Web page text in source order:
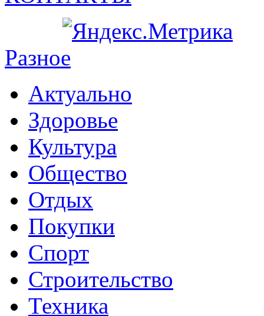
Разное
Актуально
Здоровье
Культура
Общество
Отдых
Покупки
Спорт
Строительство
Техника